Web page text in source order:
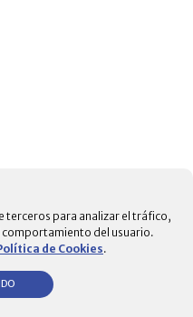
terceros para analizar el tráfico,
comportamiento del usuario.
de Cookies.